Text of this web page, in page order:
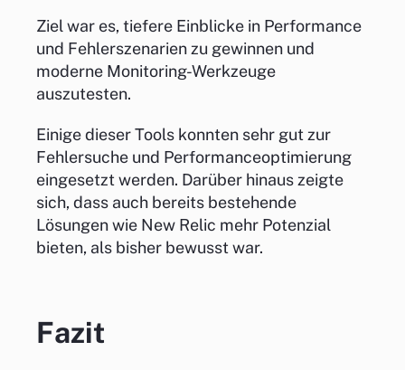
Ziel war es, tiefere Einblicke in Performance
und Fehlerszenarien zu gewinnen und
moderne Monitoring-Werkzeuge
auszutesten.
Einige dieser Tools konnten sehr gut zur
Fehlersuche und Performanceoptimierung
eingesetzt werden. Darüber hinaus zeigte
sich, dass auch bereits bestehende
Lösungen wie New Relic mehr Potenzial
bieten, als bisher bewusst war.
Fazit